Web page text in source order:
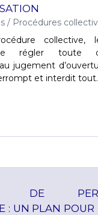
/ Procédures
collective,
de régler toute
jugement
et interdit
DE
: UN PLAN POUR